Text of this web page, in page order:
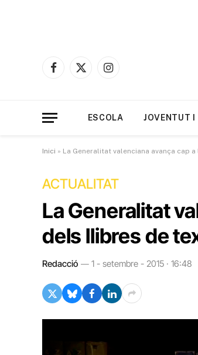
Facebook
X
Instagram
ESCOLA JOVENTUT I
Inici » La Generalitat valenciana avança cap
ACTUALITAT
La Generalitat
dels llibres de
Redacció 1 - setembre - 2015 · 16:48